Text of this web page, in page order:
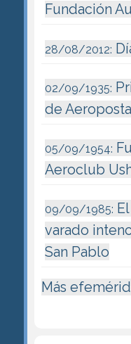
Fundación
28/08/2012:
02/09/1935:
de
05/09/1954:
Aeroclub
09/09/1985:
varado
San Pablo
Más